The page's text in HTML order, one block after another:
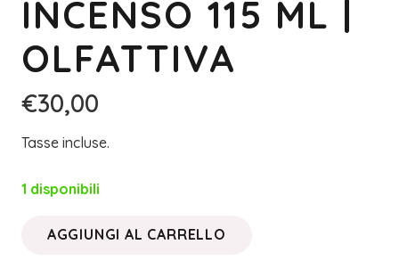
INCENSO 115 ML |
OLFATTIVA
€30,00
Tasse incluse.
1 disponibili
AGGIUNGI AL CARRELLO